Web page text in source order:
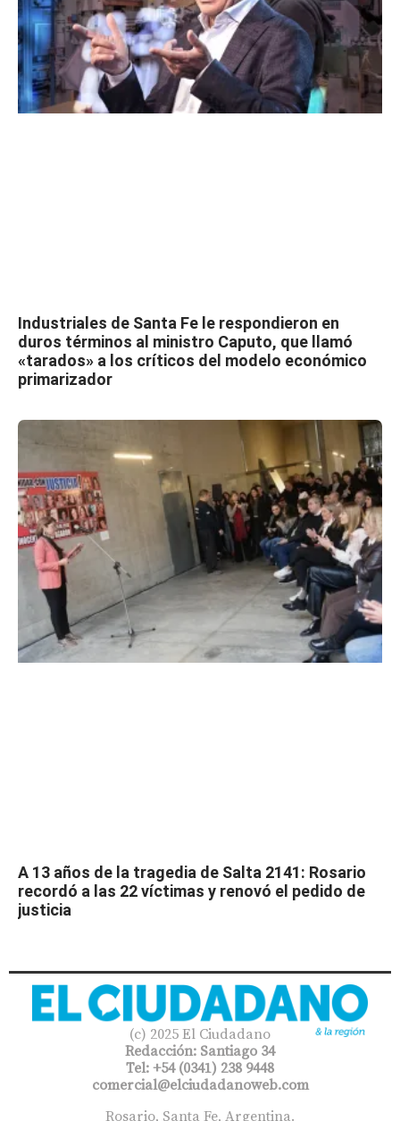
Industriales de Santa Fe le respondieron en
duros términos al ministro Caputo, que llamó
«tarados» a los críticos del modelo económico
primarizador
A 13 años de la tragedia de Salta 2141: Rosario
recordó a las 22 víctimas y renovó el pedido de
justicia
(c) 2025 El Ciudadano
Redacción: Santiago 34
Tel: +54 (0341) 238 9448
comercial@elciudadanoweb.com​
Rosario, Santa Fe, Argentina.